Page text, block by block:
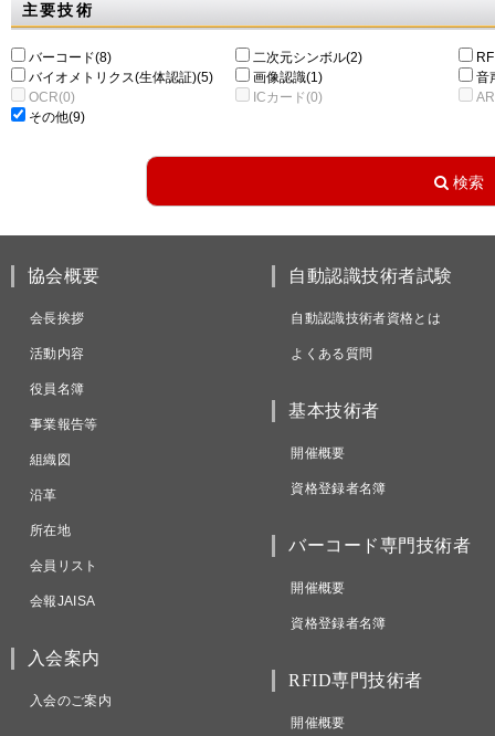
主要技術
バーコード(8) 二次元シンボル(2)
バイオメトリクス(生体認証)(5)
画像認識(1)
音
OCR(0)
ICカード(0)
その他(9)
協会概要
会長挨拶
活動内容
役員名簿
事業報告等
組織図
沿革
所在地
会員リスト
会報JAISA
入会案内
入会のご案内
自動認識技術者試験
自動認識技術者資格とは
よくある質問
基本技術者
開催概要
資格登録者名簿
バーコード専門技術者
開催概要
資格登録者名簿
RFID専門技術者
開催概要